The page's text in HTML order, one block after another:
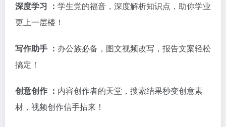
深度学习 ： 学生党的福音，深度解析知识点，助你学业
更上一层楼！
写作助手 ： 办公族必备，图文视频改写，报告文案轻松
搞定！
创意创作 ： 内容创作者的天堂，搜索结果秒变创意素
材，视频创作信手拈来！